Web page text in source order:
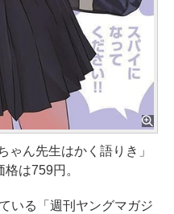
ん先生はかく語りき」
は759円。
いる「週刊ヤングマガジ